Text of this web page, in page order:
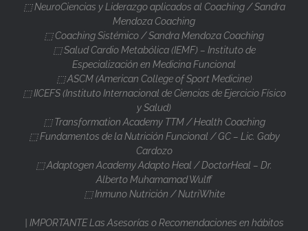
⬚ NeuroCiencias y Liderazgo aplicados al Coaching / Sandra
Mendoza Coaching
⬚ Coaching Sistémico / Sandra Mendoza Coaching
⬚ Salud Cardio Metabólica (IEMF) – Instituto de
Especialización en Medicina Funcional
⬚ ASCM (American College of Sport Medicine)
⬚ IICEFS (Instituto Internacional de Ciencias de Ejercicio Físico
y Salud)
⬚ Transformation Academy TTM / Health Coaching
⬚ Fundamentos de la Nutrición Funcional / GC – Lic. Gaby
Cardozo
⬚ Adaptogen Academy Adapto Heal / DoctorHeal – Dr.
Alberto Muhamamad Wulff
⬚ Inmuno Nutrición / NutriWhite
| IMPORTANTE Las Asesorías o Recomendaciones en hábitos